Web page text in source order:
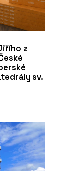
z
sv.